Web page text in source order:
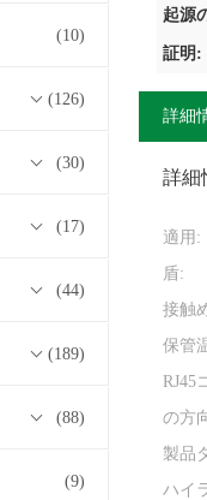
(10)
(126)
(30)
(17)
(44)
(189)
(88)
(9)
起源
証明:
詳細
詳細
適用:
盾:
接触
保管
RJ45
の方
製品
ハイ